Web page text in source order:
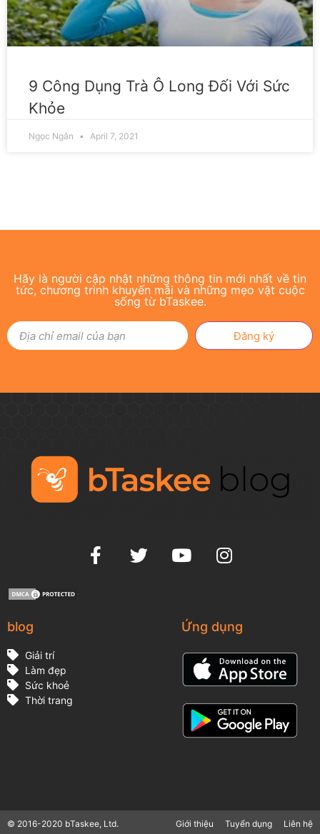
9 Công Dụng Trà Ô Long Đối Với Sức
Khỏe
Ngọc Ngân April 7, 2021
Hãy là người cập nhật những thông tin mới nhất về tin
tức, chương trình khuyến mãi và những mẹo vặt cuộc
sống từ bTaskee.
Đăng ký
blog
Giải trí
Làm đẹp
Sức khoẻ
Thời trang
Ứng dụng
© 2016-2020 bTaskee, Ltd. Giới thiệu Tuyển dụng Liên hệ